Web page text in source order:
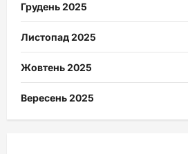
Грудень 2025
Листопад 2025
Жовтень 2025
Вересень 2025